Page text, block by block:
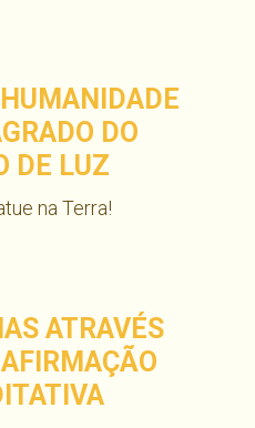
DO
DE LUZ
na Terra!
ATRAVÉS